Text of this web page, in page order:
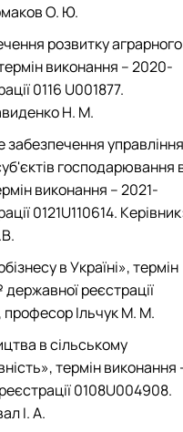
О. Ю.
розвитку аграрного
виконання – 2020-
0116 U001877.
Н. М.
управління
господарювання
виконання – 2021-
0121U110614.
в Україні», термін
реєстрації
професор Ільчук М. М.
в сільському
термін виконання
0108U004908.
І. А.